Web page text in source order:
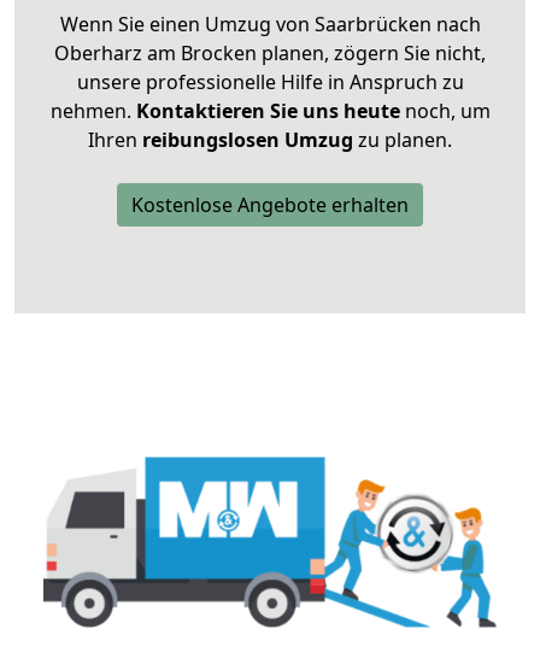
Wenn Sie einen Umzug von Saarbrücken nach
Oberharz am Brocken planen, zögern Sie nicht,
unsere professionelle Hilfe in Anspruch zu
nehmen. Kontaktieren Sie uns heutenoch, um
Ihren reibungslosen Umzug zu planen.
Kostenlose Angebote erhalten